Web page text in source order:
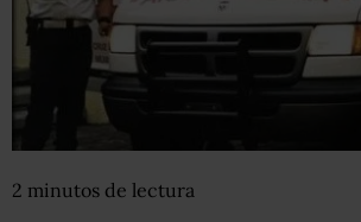
2 minutos de lectura